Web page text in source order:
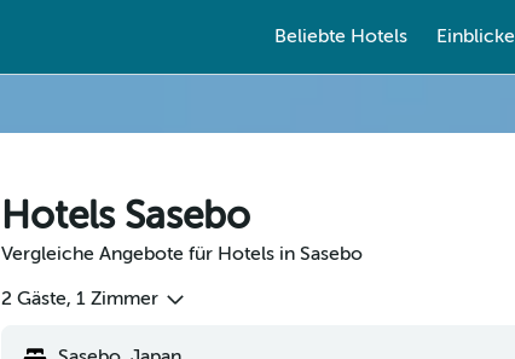
Beliebte Hotels Einblicke
Hotels Sasebo
Vergleiche Angebote für Hotels in Sasebo
2 Gäste, 1 Zimmer